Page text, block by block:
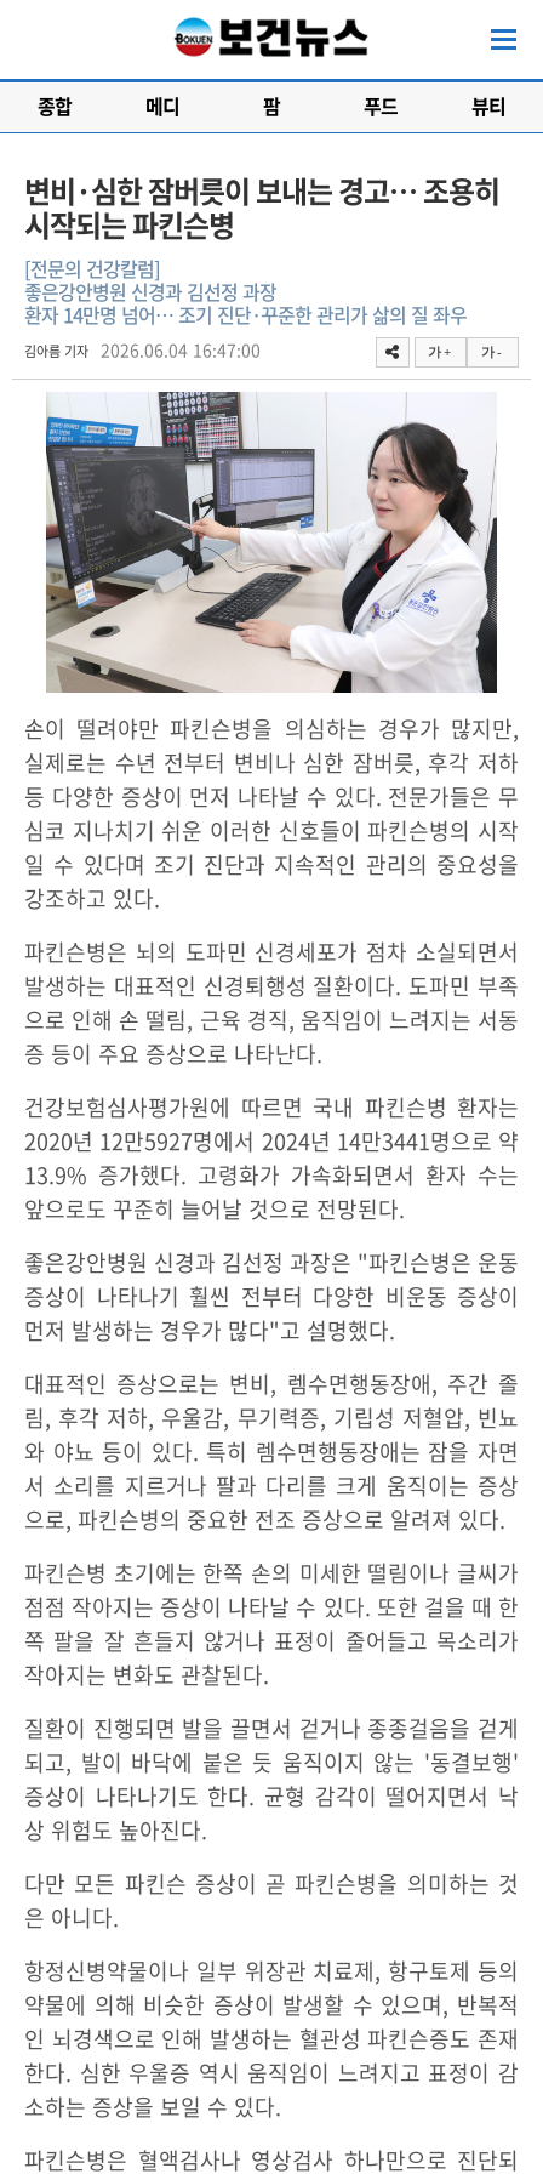
종합 메디 팜 푸드 뷰티
변비·심한 잠버릇이 보내는 경고… 조용히
시작되는 파킨슨병
[전문의 건강칼럼]
좋은강안병원 신경과 김선정 과장
환자 14만명 넘어… 조기 진단·꾸준한 관리가 삶의 질 좌우
김아름 기자 2026.06.04 16:47:00 가 + 가 -
손이 떨려야만 파킨슨병을 의심하는 경우가 많지만,
실제로는 수년 전부터 변비나 심한 잠버릇, 후각 저하
등 다양한 증상이 먼저 나타날 수 있다. 전문가들은 무
심코 지나치기 쉬운 이러한 신호들이 파킨슨병의 시작
일 수 있다며 조기 진단과 지속적인 관리의 중요성을
강조하고 있다.
파킨슨병은 뇌의 도파민 신경세포가 점차 소실되면서
발생하는 대표적인 신경퇴행성 질환이다. 도파민 부족
으로 인해 손 떨림, 근육 경직, 움직임이 느려지는 서동
증 등이 주요 증상으로 나타난다.
건강보험심사평가원에 따르면 국내 파킨슨병 환자는
2020년 12만5927명에서 2024년 14만3441명으로 약
13.9% 증가했다. 고령화가 가속화되면서 환자 수는
앞으로도 꾸준히 늘어날 것으로 전망된다.
좋은강안병원 신경과 김선정 과장은 "파킨슨병은 운동
증상이 나타나기 훨씬 전부터 다양한 비운동 증상이
먼저 발생하는 경우가 많다"고 설명했다.
대표적인 증상으로는 변비, 렘수면행동장애, 주간 졸
림, 후각 저하, 우울감, 무기력증, 기립성 저혈압, 빈뇨
와 야뇨 등이 있다. 특히 렘수면행동장애는 잠을 자면
서 소리를 지르거나 팔과 다리를 크게 움직이는 증상
으로, 파킨슨병의 중요한 전조 증상으로 알려져 있다.
파킨슨병 초기에는 한쪽 손의 미세한 떨림이나 글씨가
점점 작아지는 증상이 나타날 수 있다. 또한 걸을 때 한
쪽 팔을 잘 흔들지 않거나 표정이 줄어들고 목소리가
작아지는 변화도 관찰된다.
질환이 진행되면 발을 끌면서 걷거나 종종걸음을 걷게
되고, 발이 바닥에 붙은 듯 움직이지 않는 '동결보행'
증상이 나타나기도 한다. 균형 감각이 떨어지면서 낙
상 위험도 높아진다.
다만 모든 파킨슨 증상이 곧 파킨슨병을 의미하는 것
은 아니다.
항정신병약물이나 일부 위장관 치료제, 항구토제 등의
약물에 의해 비슷한 증상이 발생할 수 있으며, 반복적
인 뇌경색으로 인해 발생하는 혈관성 파킨슨증도 존재
한다. 심한 우울증 역시 움직임이 느려지고 표정이 감
소하는 증상을 보일 수 있다.
파킨슨병은 혈액검사나 영상검사 하나만으로 진단되